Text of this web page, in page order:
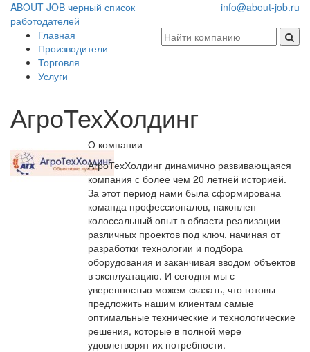
ABOUT JOB черный список
работодателей
info@about-job.ru
Главная
Производители
Торговля
Услуги
АгроТехХолдинг
О компании
АгроТехХолдинг динамично развивающаяся
компания с более чем 20 летней историей.
За этот период нами была сформирована
команда профессионалов, накоплен
колоссальный опыт в области реализации
различных проектов под ключ, начиная от
разработки технологии и подбора
оборудования и заканчивая вводом объектов
в эксплуатацию. И сегодня мы с
уверенностью можем сказать, что готовы
предложить нашим клиентам самые
оптимальные технические и технологические
решения, которые в полной мере
удовлетворят их потребности.